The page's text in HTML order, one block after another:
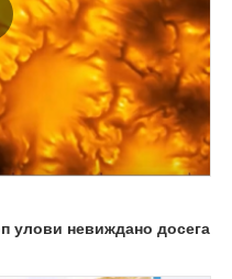
улови невиждано досега